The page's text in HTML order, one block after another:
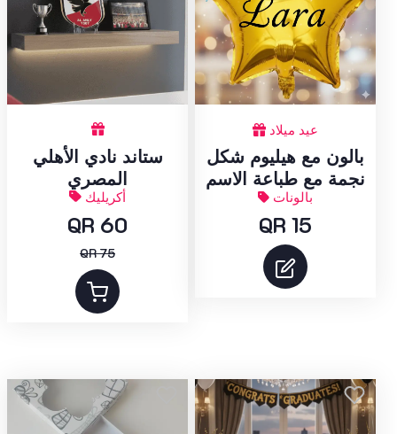
ستاند نادي الأهلي
المصري
أكريليك
QR 60
QR 75
عيد ميلاد
بالون مع هيليوم شكل
نجمة مع طباعة الاسم
بالونات
QR 15